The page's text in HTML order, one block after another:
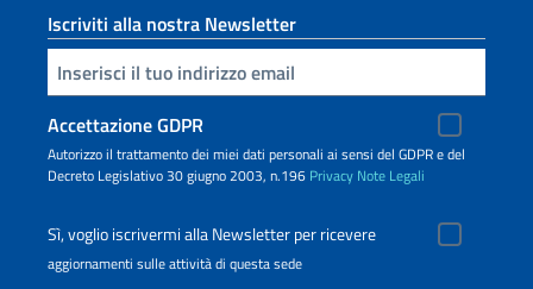
Iscriviti alla nostra Newsletter
Inserisci la tua email
Accettazione GDPR
Autorizzo il trattamento dei miei dati personali ai sensi del GDPR e del
Decreto Legislativo 30 giugno 2003, n.196 Privacy Note Legali
Sì, voglio iscrivermi alla Newsletter per ricevere
aggiornamenti sulle attività di questa sede